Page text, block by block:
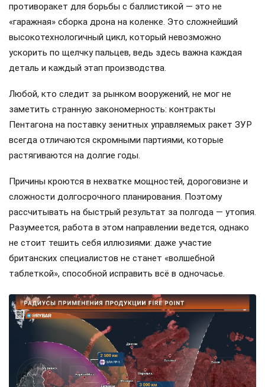
противоракет для борьбы с баллистикой — это не
«гаражная» сборка дрона на коленке. Это сложнейший
высокотехнологичный цикл, который невозможно
ускорить по щелчку пальцев, ведь здесь важна каждая
деталь и каждый этап производства.
Любой, кто следит за рынком вооружений, не мог не
заметить странную закономерность: контракты
Пентагона на поставку зенитных управляемых ракет ЗУР
всегда отличаются скромными партиями, которые
растягиваются на долгие годы.
Причины кроются в нехватке мощностей, дороговизне и
сложности долгосрочного планирования. Поэтому
рассчитывать на быстрый результат за полгода — утопия.
Разумеется, работа в этом направлении ведется, однако
не стоит тешить себя иллюзиями: даже участие
британских специалистов не станет «волшебной
таблеткой», способной исправить всё в одночасье.